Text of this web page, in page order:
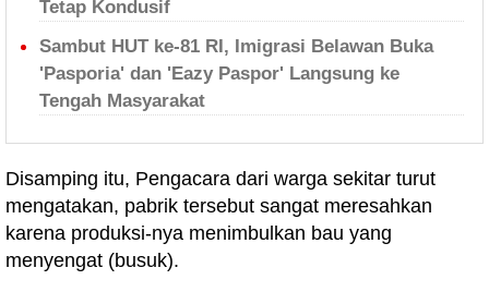
Tetap Kondusif
Sambut HUT ke-81 RI, Imigrasi Belawan Buka
'Pasporia' dan 'Eazy Paspor' Langsung ke
Tengah Masyarakat
Disamping itu, Pengacara dari warga sekitar turut
mengatakan, pabrik tersebut sangat meresahkan
karena produksi-nya menimbulkan bau yang
menyengat (busuk).